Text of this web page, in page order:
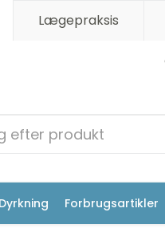
Lægepraksis
Dyrkning Forbrugsartikler